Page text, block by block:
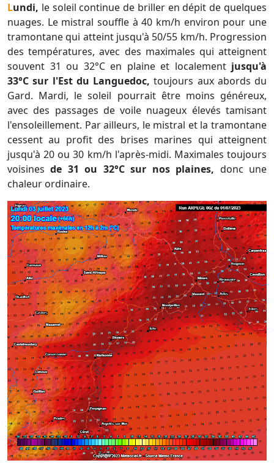
Lundi, le soleil continue de briller en dépit de quelques
nuages. Le mistral souffle à 40 km/h environ pour une
tramontane qui atteint jusqu'à 50/55 km/h. Progression
des températures, avec des maximales qui atteignent
souvent 31 ou 32°C en plaine et localement jusqu'à
33°C sur l'Est du Languedoc, toujours aux abords du
Gard. Mardi, le soleil pourrait être moins généreux,
avec des passages de voile nuageux élevés tamisant
l'ensoleillement. Par ailleurs, le mistral et la tramontane
cessent au profit des brises marines qui atteignent
jusqu'à 20 ou 30 km/h l'après-midi. Maximales toujours
voisinesde 31 ou 32°C sur nos plaines, donc une
chaleur ordinaire.